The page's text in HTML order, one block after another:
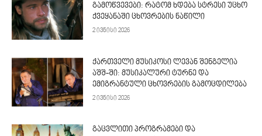
გამოწვევები: რატომ ხდება სტრესი უცხო
ქვეყანაში ცხოვრების ნაწილი
2 ივნისი 2026
ქართველი მუსიკოსი ლევან შენგელია
აშშ-ში: მუსიკალური ტურნე და
ემიგრანტული ცხოვრების გამოცდილება
2 ივნისი 2026
გაცვლითი პროგრამები და